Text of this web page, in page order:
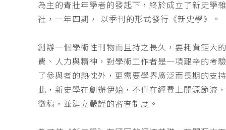
為主的青壯年學者的發起下，終於成立了新史學
社，一年四期， 以季刊的形式發行《新史學》。
創辦一個學術性刊物而且持之長久，要耗費鉅大
費、人力與精神，對學術工作者是一項艱辛的考
了參與者的熱忱外，更需要學界廣泛而長期的支
此，新史學在創辦伊始，不僅在經費上開源節流
徵稿，並建立嚴謹的審查制度。